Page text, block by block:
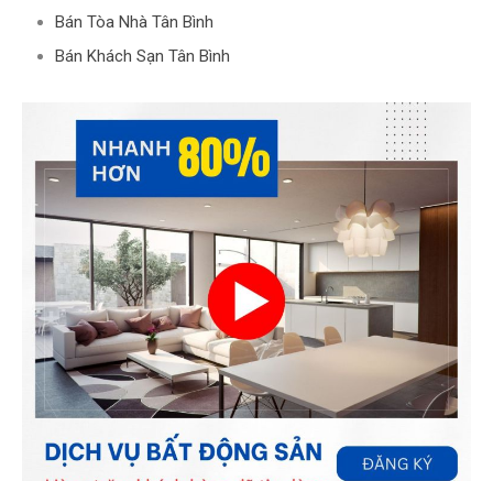
Bán Tòa Nhà Tân Bình
Bán Khách Sạn Tân Bình